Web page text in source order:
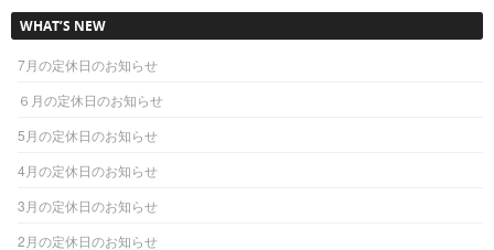
Post navigation
WHAT’S NEW
7月の定休日のお知らせ
６月の定休日のお知らせ
5月の定休日のお知らせ
4月の定休日のお知らせ
3月の定休日のお知らせ
2月の定休日のお知らせ